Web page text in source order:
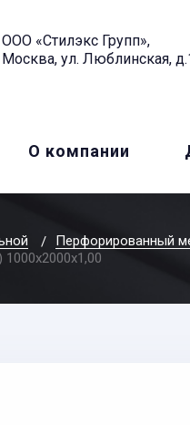
ООО «Стилэкс Групп»,
Москва, ул. Люблинская,
О компании
Перфорированный